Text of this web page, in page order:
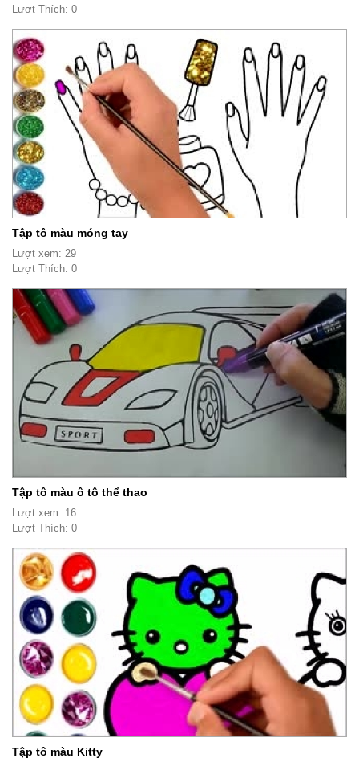
Lượt Thích: 0
Tập tô màu móng tay
Lượt xem: 29
Lượt Thích: 0
Tập tô màu ô tô thể thao
Lượt xem: 16
Lượt Thích: 0
Tập tô màu Kitty